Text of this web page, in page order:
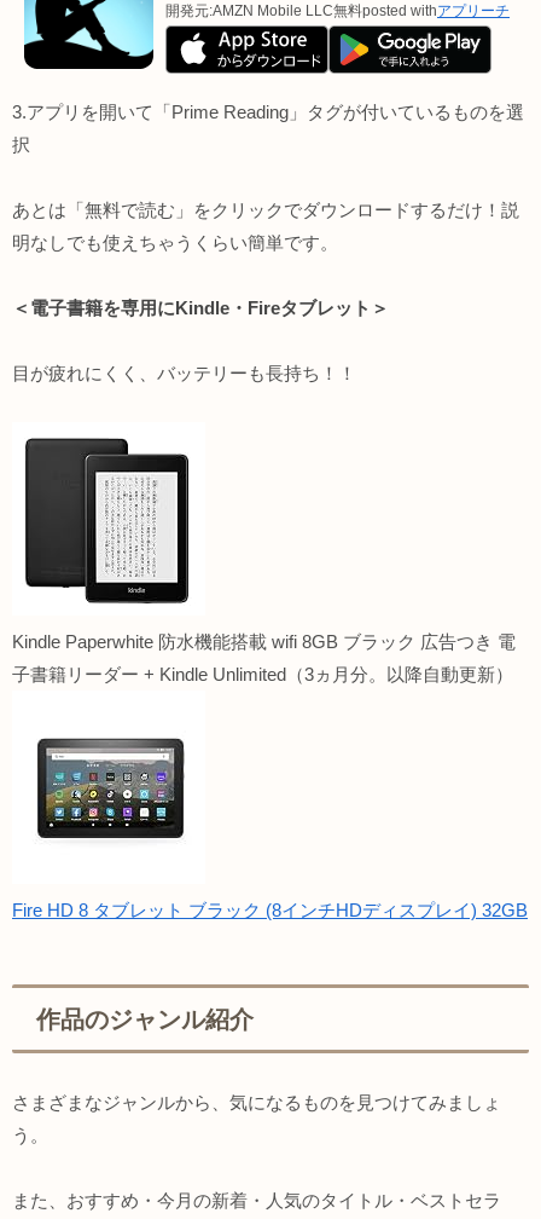
開発元:AMZN Mobile LLC無料posted withアプリーチ
3.アプリを開いて「Prime Reading」タグが付いているものを選
択
あとは「無料で読む」をクリックでダウンロードするだけ！説
明なしでも使えちゃうくらい簡単です。
＜電子書籍を専用にKindle・Fireタブレット＞
目が疲れにくく、バッテリーも長持ち！！
Kindle Paperwhite 防水機能搭載 wifi 8GB ブラック 広告つき 電
子書籍リーダー + Kindle Unlimited（3ヵ月分。以降自動更新）
Fire HD 8 タブレット ブラック (8インチHDディスプレイ) 32GB
作品のジャンル紹介
さまざまなジャンルから、気になるものを見つけてみましょ
う。
また、おすすめ・今月の新着・人気のタイトル・ベストセラ